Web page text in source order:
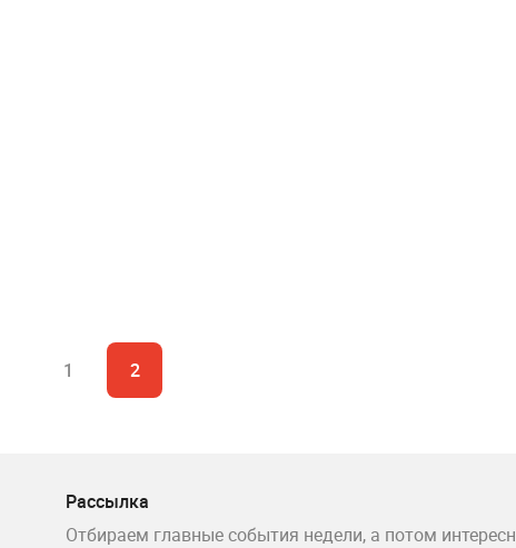
1 2
Рассылка
Отбираем главные события недели, а потом